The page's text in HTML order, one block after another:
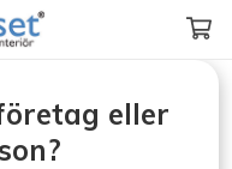
eller